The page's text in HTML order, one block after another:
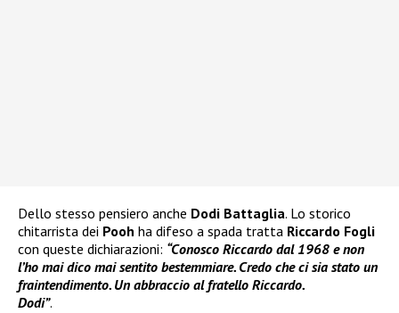
Dello stesso pensiero anche Dodi Battaglia. Lo storico
chitarrista dei Pooh ha difeso a spada tratta Riccardo Fogli
con queste dichiarazioni: “Conosco Riccardo dal 1968 e non
l’ho mai dico mai sentito bestemmiare. Credo che ci sia stato un
fraintendimento. Un abbraccio al fratello Riccardo.
Dodi”.